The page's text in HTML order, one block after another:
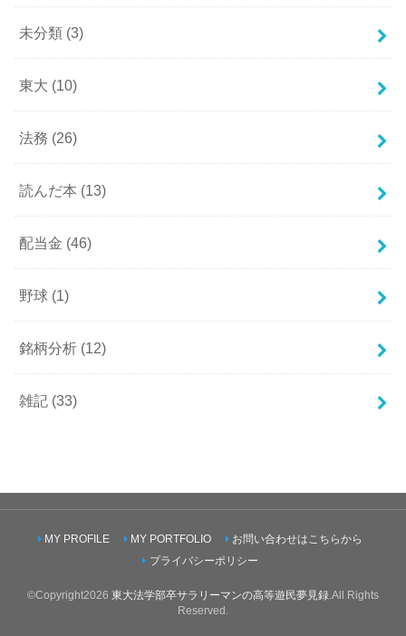
未分類 (3)
東大 (10)
法務 (26)
読んだ本 (13)
配当金 (46)
野球 (1)
銘柄分析 (12)
雑記 (33)
MY PROFILE MY PORTFOLIO
お問い合わせはこちらから
プライバシーポリシー
©Copyright2026 東大法学部卒サラリーマンの高等遊民夢見録 .All Rights
Reserved.